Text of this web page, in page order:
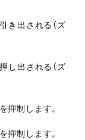
き出される（ズ
し出される（ズ
抑制します。
抑制します。